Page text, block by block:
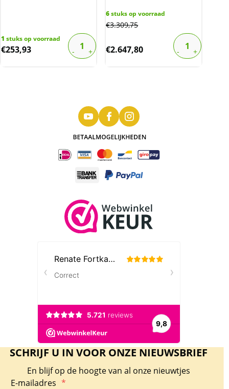
1 stuks op voorraad
€253,93
6stuks op voorraad
€3.309,75
€2.647,80
SCHRIJF U IN VOOR ONZE NIEUWSBRIEF
En blijf op de hoogte van al onze nieuwtjes
E-mailadres *